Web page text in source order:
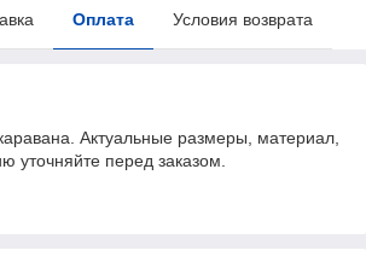
Оплата Условия возврата
Актуальные размеры, материал,
уточняйте перед заказом.